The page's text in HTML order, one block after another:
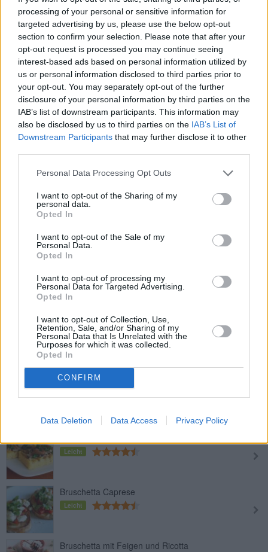
processing of your personal or sensitive information for
targeted advertising by us, please use the below opt-out
section to confirm your selection. Please note that after your
opt-out request is processed you may continue seeing
interest-based ads based on personal information utilized by
us or personal information disclosed to third parties prior to
your opt-out. You may separately opt-out of the further
disclosure of your personal information by third parties on the
IAB’s list of downstream participants. This information may
also be disclosed by us to third parties on the IAB’s List of
Downstream Participants that may further disclose it to other
Personal Data Processing Opt Outs
I want to opt-out of the Sharing of my
personal data.
Opted In
I want to opt-out of the Sale of my
Personal Data.
Opted In
I want to opt-out of processing my
Personal Data for Targeted Advertising.
Opted In
I want to opt-out of Collection, Use,
Retention, Sale, and/or Sharing of my
Personal Data that Is Unrelated with the
Purposes for which it was collected.
Opted In
CONFIRM
Data Deletion Data Access Privacy Policy
Walnuss-Rucola und Gorgonzola
Crostini
Leicht
Bruschetta Mozzarella
Leicht
Bruschetta mit Schinken
Leicht
Bruschetta mit Eierschwammerl
Leicht
Bruschetta
Leicht
Toskanisches Weißbrot
Mittel
Toskanabrot mit Kräuter-Frischkäse
Leicht
Leicht
Bruschetta Caprese
Leicht
Bruschetta mit Feigen und Ricotta